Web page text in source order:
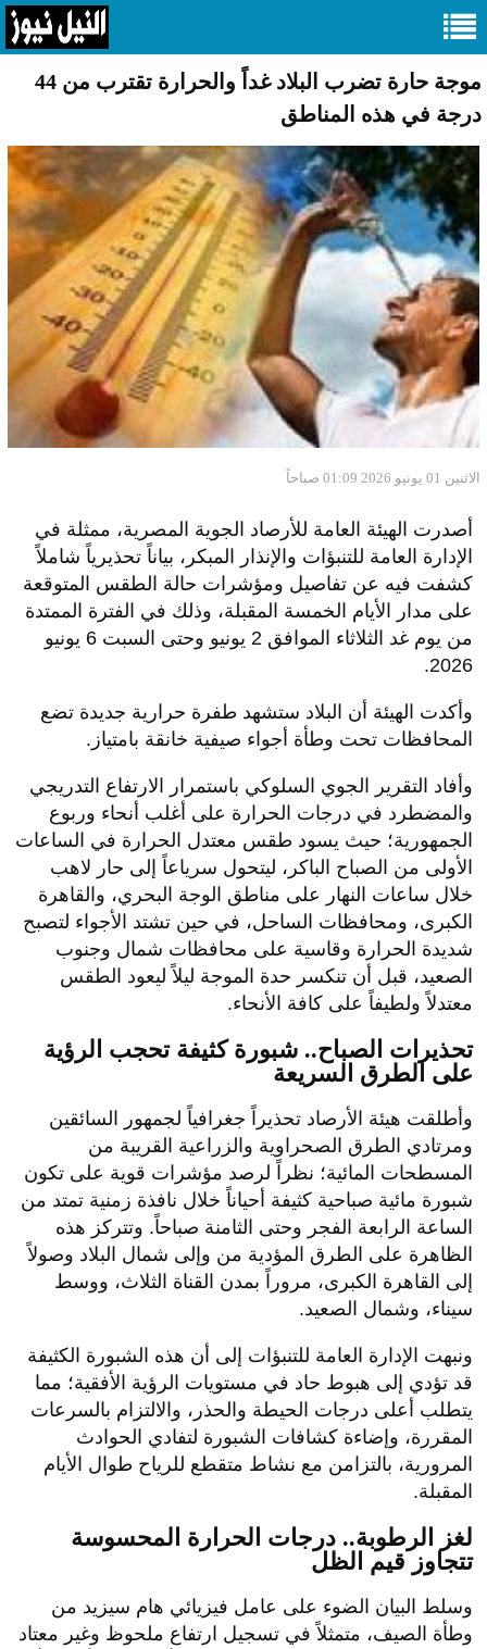
موجة حارة تضرب البلاد غداً والحرارة تقترب من 44
درجة في هذه المناطق
الاثنين 01 يونيو 2026 01:09 صباحاً
​أصدرت الهيئة العامة للأرصاد الجوية المصرية، ممثلة في
الإدارة العامة للتنبؤات والإنذار المبكر، بياناً تحذيرياً شاملاً
كشفت فيه عن تفاصيل ومؤشرات حالة الطقس المتوقعة
على مدار الأيام الخمسة المقبلة، وذلك في الفترة الممتدة
من يوم غد الثلاثاء الموافق 2 يونيو وحتى السبت 6 يونيو
2026.
وأكدت الهيئة أن البلاد ستشهد طفرة حرارية جديدة تضع
المحافظات تحت وطأة أجواء صيفية خانقة بامتياز.
​وأفاد التقرير الجوي السلوكي باستمرار الارتفاع التدريجي
والمضطرد في درجات الحرارة على أغلب أنحاء وربوع
الجمهورية؛ حيث يسود طقس معتدل الحرارة في الساعات
الأولى من الصباح الباكر، ليتحول سرياعاً إلى حار لاهب
خلال ساعات النهار على مناطق الوجة البحري، والقاهرة
الكبرى، ومحافظات الساحل، في حين تشتد الأجواء لتصبح
شديدة الحرارة وقاسية على محافظات شمال وجنوب
الصعيد، قبل أن تنكسر حدة الموجة ليلاً ليعود الطقس
معتدلاً ولطيفاً على كافة الأنحاء.
​تحذيرات الصباح.. شبورة كثيفة تحجب الرؤية
على الطرق السريعة
​وأطلقت هيئة الأرصاد تحذيراً جغرافياً لجمهور السائقين
ومرتادي الطرق الصحراوية والزراعية القريبة من
المسطحات المائية؛ نظراً لرصد مؤشرات قوية على تكون
شبورة مائية صباحية كثيفة أحياناً خلال نافذة زمنية تمتد من
الساعة الرابعة الفجر وحتى الثامنة صباحاً. وتتركز هذه
الظاهرة على الطرق المؤدية من وإلى شمال البلاد وصولاً
إلى القاهرة الكبرى، مروراً بمدن القناة الثلاث، ووسط
سيناء، وشمال الصعيد.
​ونبهت الإدارة العامة للتنبؤات إلى أن هذه الشبورة الكثيفة
قد تؤدي إلى هبوط حاد في مستويات الرؤية الأفقية؛ مما
يتطلب أعلى درجات الحيطة والحذر، والالتزام بالسرعات
المقررة، وإضاءة كشافات الشبورة لتفادي الحوادث
المرورية، بالتزامن مع نشاط متقطع للرياح طوال الأيام
المقبلة.
​لغز الرطوبة.. درجات الحرارة المحسوسة
تتجاوز قيم الظل
​وسلط البيان الضوء على عامل فيزيائي هام سيزيد من
وطأة الصيف، متمثلاً في تسجيل ارتفاع ملحوظ وغير معتاد